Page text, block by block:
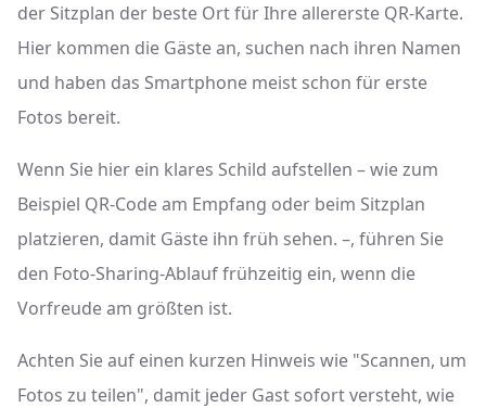
der Sitzplan der beste Ort für Ihre allererste QR-Karte.
Hier kommen die Gäste an, suchen nach ihren Namen
und haben das Smartphone meist schon für erste
Fotos bereit.
Wenn Sie hier ein klares Schild aufstellen – wie zum
Beispiel QR-Code am Empfang oder beim Sitzplan
platzieren, damit Gäste ihn früh sehen. –, führen Sie
den Foto-Sharing-Ablauf frühzeitig ein, wenn die
Vorfreude am größten ist.
Achten Sie auf einen kurzen Hinweis wie "Scannen, um
Fotos zu teilen", damit jeder Gast sofort versteht, wie